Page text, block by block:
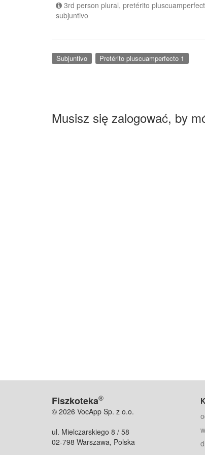
3rd person plural, pretérito
subjuntivo
Subjuntivo Pretérito pluscuamperfecto 1
Musisz się zalogować, by
Fiszkoteka®
© 2026 VocApp Sp. z o.o.
ul. Mielczarskiego 8 / 58
02-798 Warszawa, Polska